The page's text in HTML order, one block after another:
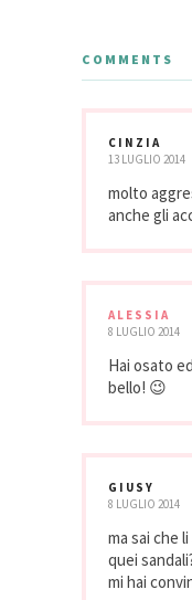
COMMENTS
CINZIA
13 LUGLIO 2014
molto
anche gli
ALESSIA
8 LUGLIO 2014
Hai osato
bello! 😉
GIUSY
8 LUGLIO 2014
ma sai che
quei
mi hai